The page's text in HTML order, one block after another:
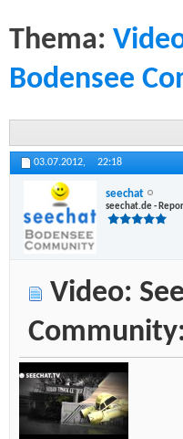
Thema:
Bodensee
03.07.2012, 22:18
seechat
seechat.de -
Video: